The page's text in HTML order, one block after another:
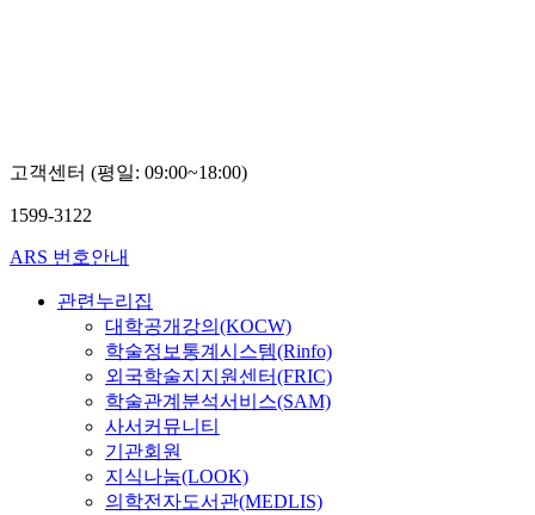
고객센터 (평일: 09:00~18:00)
1599-3122
ARS 번호안내
관련누리집
대학공개강의(KOCW)
학술정보통계시스템(Rinfo)
외국학술지지원센터(FRIC)
학술관계분석서비스(SAM)
사서커뮤니티
기관회원
지식나눔(LOOK)
의학전자도서관(MEDLIS)